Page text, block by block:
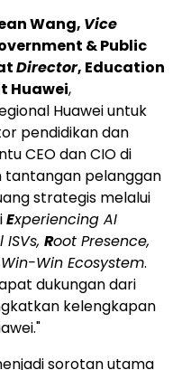
Wang, Vice
& Public
Director, Education
Huawei,
Huawei untuk
pendidikan dan
CEO dan CIO di
tantangan pelanggan
strategis melalui
Experiencing AI
Root Presence,
Win Ecosystem.
dukungan dari
kelengkapan
sorotan utama